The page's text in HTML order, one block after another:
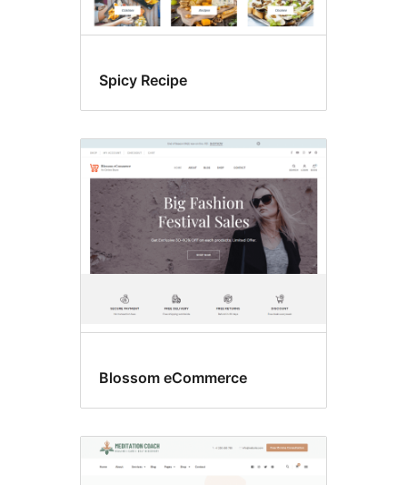
Spicy Recipe
Blossom eCommerce